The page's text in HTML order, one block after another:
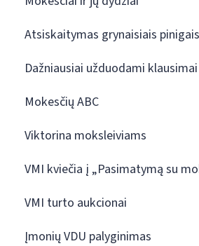
Atsiskaitymas grynaisiais pinigais
Dažniausiai užduodami klausimai
Mokesčių ABC
Viktorina moksleiviams
VMI kviečia į „Pasimatymą su
VMI turto aukcionai
Įmonių VDU palyginimas